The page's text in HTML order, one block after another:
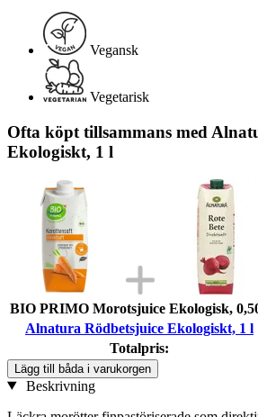
Vegansk
Vegetarisk
Ofta köpt tillsammans med
Ekologiskt, 1 l
BIO PRIMO Morotsjuice Ekologisk,
Alnatura Rödbetsjuice Ekologiskt, 1 l
Totalpris:
Lägg till båda i varukorgen
Beskrivning